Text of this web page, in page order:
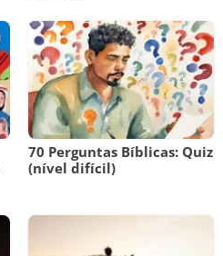
70 Perguntas Bíblicas: Quiz
(nível difícil)